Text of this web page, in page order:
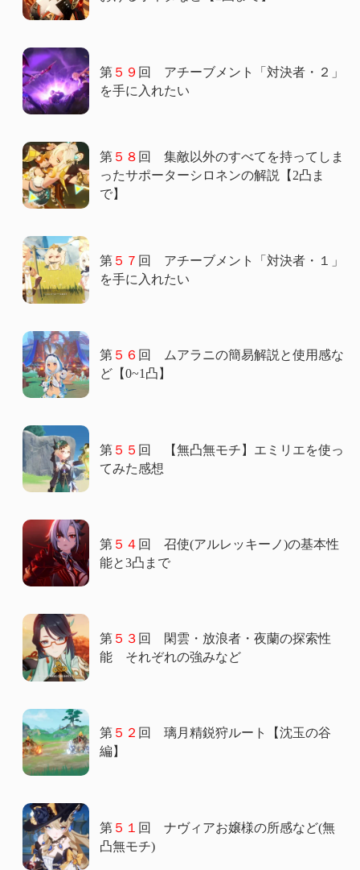
第５９ 回 アチーブメント「対決者・２」
を手に入れたい
第５８ 回 集敵以外のすべてを持ってしま
ったサポーターシロネンの解説【2凸ま
で】
第５７ 回 アチーブメント「対決者・１」
を手に入れたい
第５６ 回 ムアラニの簡易解説と使用感な
ど【0~1凸】
第５５ 回 【無凸無モチ】エミリエを使っ
てみた感想
第５４ 回 召使(アルレッキーノ)の基本性
能と3凸まで
第５３ 回 閑雲・放浪者・夜蘭の探索性
能 それぞれの強みなど
第５２ 回 璃月精鋭狩ルート【沈玉の谷
編】
第５１ 回 ナヴィアお嬢様の所感など(無
凸無モチ)